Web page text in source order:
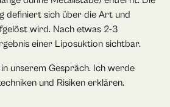
definiert sich über die Art und
wird. Nach etwas 2-3
einer Liposuktion sichtbar.
unserem Gespräch. Ich werde
und Risiken erklären.